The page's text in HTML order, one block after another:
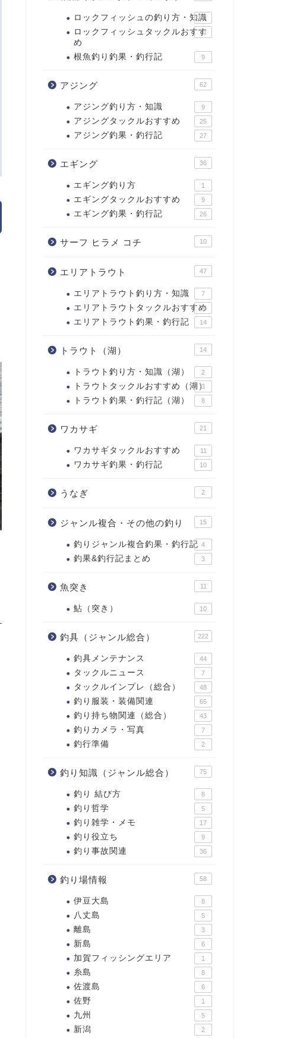
ロックフィッシュの釣り方・知識
2
ロックフィッシュタックルおすす
め
11
根魚釣り釣果・釣行記 9
アジング 62
アジング釣り方・知識 9
アジングタックルおすすめ 25
アジング釣果・釣行記 27
エギング 36
エギング釣り方 1
エギングタックルおすすめ 9
エギング釣果・釣行記 26
サーフ ヒラメ コチ 10
エリアトラウト 47
エリアトラウト釣り方・知識 7
エリアトラウトタックルおすすめ
26
エリアトラウト釣果・釣行記 14
トラウト（湖） 14
トラウト釣り方・知識（湖） 2
トラウトタックルおすすめ（湖）
3
トラウト釣果・釣行記（湖） 8
ワカサギ 21
ワカサギタックルおすすめ 11
ワカサギ釣果・釣行記 10
うなぎ 2
ジャンル複合・その他の釣り 15
釣りジャンル複合釣果・釣行記 4
釣果&釣行記まとめ 3
魚突き 11
鮎（突き） 10
釣具（ジャンル総合） 222
釣具メンテナンス 44
タックルニュース 7
タックルインプレ（総合） 48
釣り服装・装備関連 65
釣り持ち物関連（総合） 43
釣りカメラ・写真 7
釣行準備 2
釣り知識（ジャンル総合） 75
釣り 結び方 8
釣り哲学 5
釣り雑学・メモ 17
釣り役立ち 9
釣り事故関連 36
釣り場情報 58
伊豆大島 8
八丈島 5
離島 3
新島 6
加賀フィッシングエリア 1
糸島 8
佐渡島 6
佐野 1
九州 5
新潟 2